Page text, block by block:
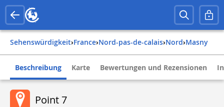
Sehenswürdigkeit› france› nord-pas-de-calais› nord› masny
Beschreibung Karte Bewertungen und Rezensionen
Point 7